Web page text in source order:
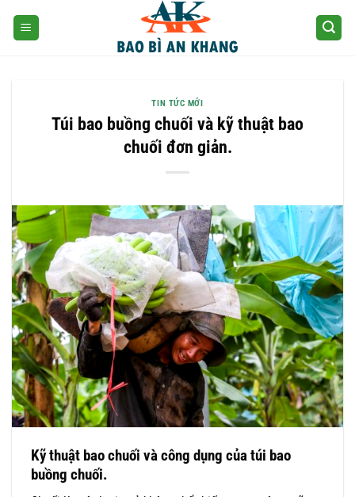
TIN TỨC MỚI
Túi bao buồng chuối và kỹ thuật bao
chuối đơn giản.
Kỹ thuật bao chuối và công dụng của túi bao
buồng chuối.